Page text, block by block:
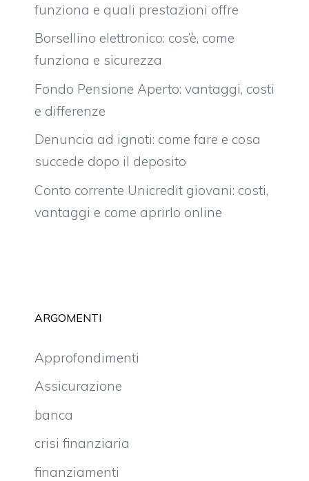
funziona e quali prestazioni offre
Borsellino elettronico: cos’è, come
funziona e sicurezza
Fondo Pensione Aperto: vantaggi, costi
e differenze
Denuncia ad ignoti: come fare e cosa
succede dopo il deposito
Conto corrente Unicredit giovani: costi,
vantaggi e come aprirlo online
ARGOMENTI
Approfondimenti
Assicurazione
banca
crisi finanziaria
finanziamenti